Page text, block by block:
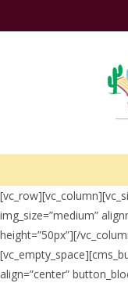
para
img_size=”medium”
height=”50px”][/
align=”center”